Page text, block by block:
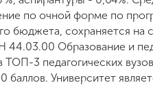
по очной форме по
бюджета, сохраняется на
44.03.00 Образование и
ТОП-3 педагогических
баллов. Университет